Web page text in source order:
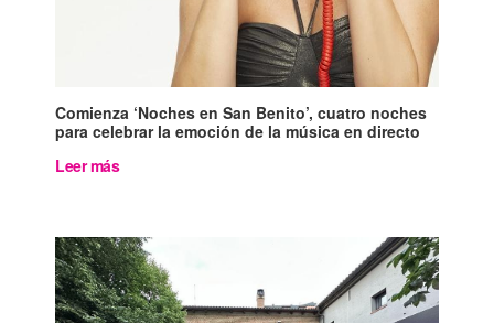
Comienza ‘Noches en San Benito’, cuatro noches
para celebrar la emoción de la música en directo
Leer más